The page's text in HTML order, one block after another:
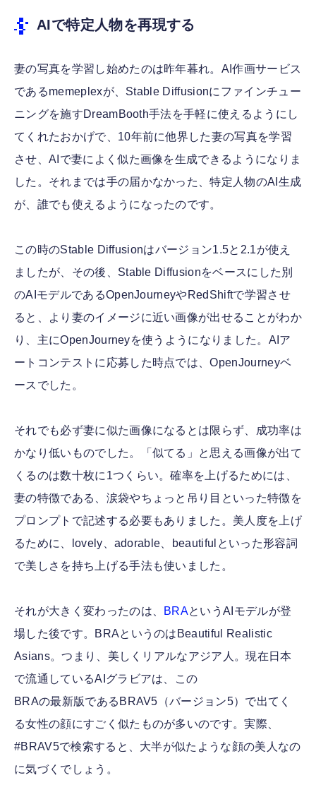
AIで特定人物を再現する
妻の写真を学習し始めたのは昨年暮れ。AI作画サービス
であるmemeplexが、Stable Diffusionにファインチュー
ニングを施すDreamBooth手法を手軽に使えるようにし
てくれたおかげで、10年前に他界した妻の写真を学習
させ、AIで妻によく似た画像を生成できるようになりま
した。それまでは手の届かなかった、特定人物のAI生成
が、誰でも使えるようになったのです。
この時のStable Diffusionはバージョン1.5と2.1が使え
ましたが、その後、Stable Diffusionをベースにした別
のAIモデルであるOpenJourneyやRedShiftで学習させ
ると、より妻のイメージに近い画像が出せることがわか
り、主にOpenJourneyを使うようになりました。AIア
ートコンテストに応募した時点では、OpenJourneyベ
ースでした。
それでも必ず妻に似た画像になるとは限らず、成功率は
かなり低いものでした。「似てる」と思える画像が出て
くるのは数十枚に1つくらい。確率を上げるためには、
妻の特徴である、涙袋やちょっと吊り目といった特徴を
プロンプトで記述する必要もありました。美人度を上げ
るために、lovely、adorable、beautifulといった形容詞
で美しさを持ち上げる手法も使いました。
それが大きく変わったのは、 BRAというAIモデルが登
場した後です。BRAというのはBeautiful Realistic
Asians。つまり、美しくリアルなアジア人。現在日本
で流通しているAIグラビアは、この
BRAの最新版であるBRAV5（バージョン5）で出てく
る女性の顔にすごく似たものが多いのです。実際、
#BRAV5で検索すると、大半が似たような顔の美人なの
に気づくでしょう。